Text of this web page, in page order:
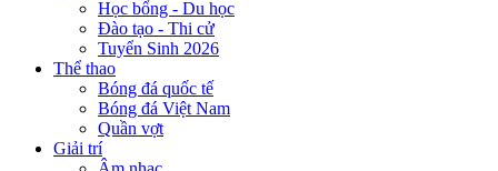
Học bổng - Du học
Đào tạo - Thi cử
Tuyển Sinh 2026
Thể thao
Bóng đá quốc tế
Bóng đá Việt Nam
Quần vợt
Giải trí